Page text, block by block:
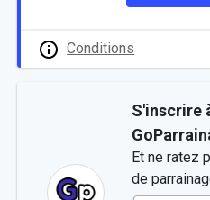
Conditions
S'inscrire
Et ne ratez
de